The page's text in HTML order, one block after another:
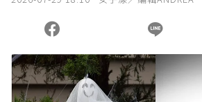
您當前剩餘 U 利點數：0點；前往